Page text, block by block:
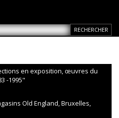
en exposition, œuvres du
-1995"
Old England, Bruxelles,